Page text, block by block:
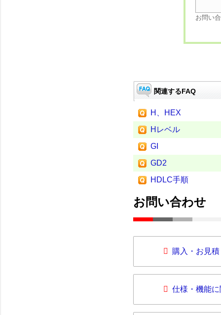
お問い
関連するFAQ
H、HEX
Hレベル
GI
GD2
HDLC手順
お問い合わせ
購入・お見
仕様・機能